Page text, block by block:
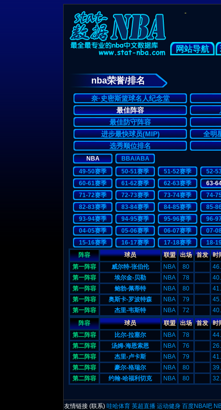
-
网站导航
nba荣誉/排名
奈·史密斯篮球名人纪念堂
最佳阵容
最佳防守阵容
进步最快球员(MIP)
全明
选秀顺位排名
NBA
BBA/ABA
49-50赛季
50-51赛季 51-52赛季
52-
60-61赛季
61-62赛季 62-63赛季
63-
71-72赛季
72-73赛季 73-74赛季
74-
82-83赛季
83-84赛季 84-85赛季
85-
93-94赛季
94-95赛季 95-96赛季
96-
04-05赛季
05-06赛季 06-07赛季
07-
15-16赛季
16-17赛季 17-18赛季
18-
阵容
球员 联盟 出场 首发
时
第一阵容
威尔特-张伯伦 NBA 80
第一阵容
埃尔金-贝勒 NBA 78
第一阵容
鲍勃-佩蒂特 NBA 80
第一阵容
奥斯卡-罗波特森 NBA 79
第一阵容
杰里-韦斯特 NBA 72
阵容
球员 联盟 出场 首发
时
第二阵容
比尔-拉塞尔 NBA 78
第二阵容
汤姆-海恩索恩 NBA 76
第二阵容
杰里-卢卡斯 NBA 79
第二阵容
豪尔-格瑞尔 NBA 80
第二阵容
约翰-哈福利切克 NBA 80
友情链接 (联系) 哇哈体育 英超直播 运动健身 百度NBA吧